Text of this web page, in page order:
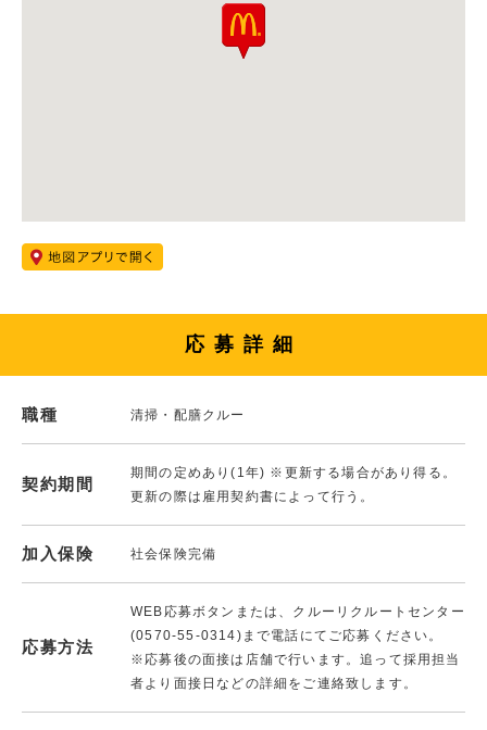
応募詳細
職種 清掃・配膳クルー
契約期間
期間の定めあり(1年) ※更新する場合があり得る。
更新の際は雇用契約書によって行う。
加入保険 社会保険完備
応募方法
WEB応募ボタンまたは、クルーリクルートセンター
(0570-55-0314)まで電話にてご応募ください。
※応募後の面接は店舗で行います。追って採用担当
者より面接日などの詳細をご連絡致します。